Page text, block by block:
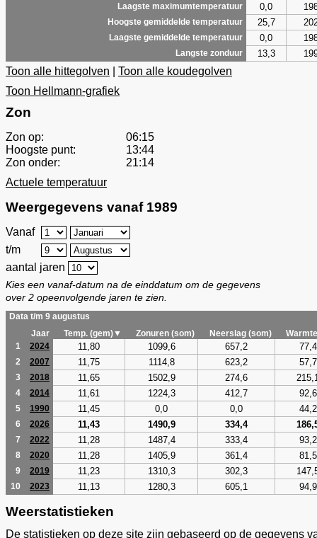
Laagste maximumtemperatuur 0,0
Hoogste gemiddelde temperatuur 25,7
Laagste gemiddelde temperatuur 0,0
Langste zonduur 13,3
Toon alle hittegolven
Toon alle koudegolven
Toon Hellmann-grafiek
Zon
Zon op:
06:15
Hoogste punt:
13:44
Zon onder:
21:14
Actuele temperatuur
Weergegevens vanaf 1989
Vanaf
t/m
aantal jaren
Kies een vanaf-datum na de einddatum om de gegevens
over 2 opeenvolgende jaren te zien.
Data t/m 9 augustus
Jaar
Temp. (gem)▼ Zonuren (som) Neerslag (som)
1
2024 11,80 1099,6 657,2 77,4
2 2007 11,75 1114,8 623,2 57,7
3 2018 11,65 1502,9 274,6
4 2014 11,61 1224,3 412,7 92,6
5 1990 11,45 0,0 0,0 44,2
6 2026 11,43 1490,9 334,4
7 2022 11,28 1487,4 333,4 93,2
8 2020 11,28 1405,9 361,4 81,5
9 2019 11,23 1310,3 302,3
10 2023 11,13 1280,3 605,1 94,9
Weerstatistieken
De statistieken op deze site zijn gebaseerd op de gegevens